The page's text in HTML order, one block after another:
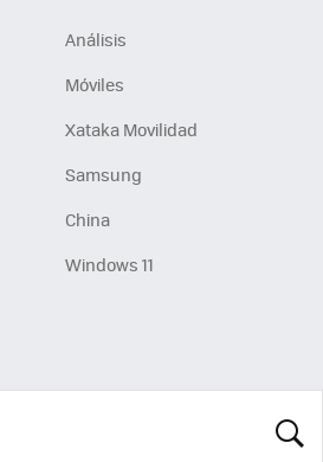
Análisis
Móviles
Xataka Movilidad
Samsung
China
Windows 11